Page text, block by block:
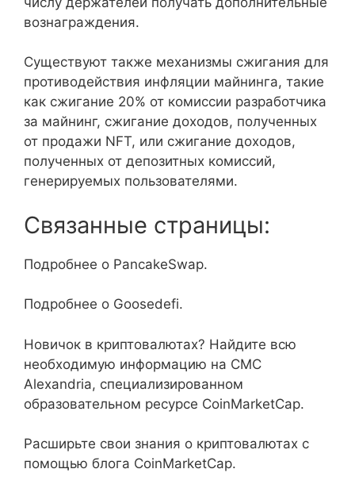
вознаграждения.
Существуют также механизмы сжигания для
противодействия инфляции майнинга, такие
как сжигание 20% от комиссии разработчика
за майнинг, сжигание доходов, полученных
от продажи NFT, или сжигание доходов,
полученных от депозитных комиссий,
генерируемых пользователями.
Связанные страницы:
Подробнее о PancakeSwap.
Подробнее о Goosedefi.
Новичок в криптовалютах? Найдите всю
необходимую информацию на CMC
Alexandria, специализированном
образовательном ресурсе CoinMarketCap.
Расширьте свои знания о криптовалютах с
помощью блога CoinMarketCap.